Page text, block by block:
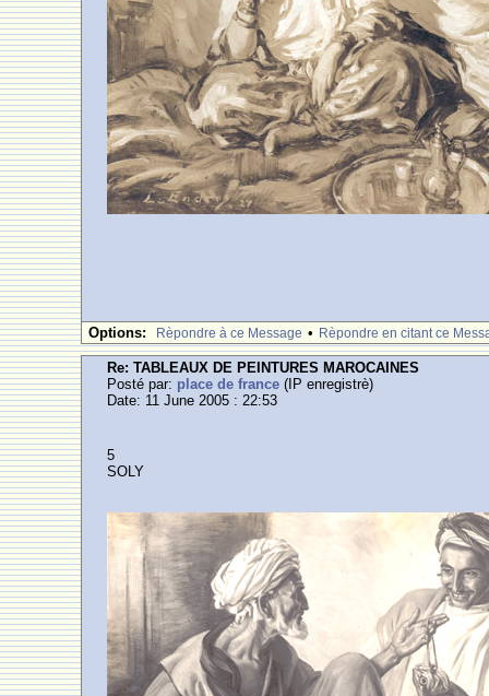
Options: Rèpondre à ce Message • Rèpondre en citant ce
Re: TABLEAUX DE PEINTURES MAROCAINES
Posté par: place de france (IP enregistrè)
Date: 11 June 2005 : 22:53
5
SOLY